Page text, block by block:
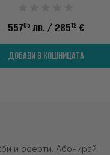
55765 лв. / 28512 €
ДОБАВИ В КОШНИЦАТА
и оферти. Абонирай